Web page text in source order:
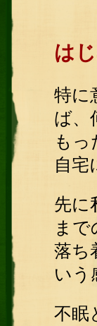
は
特に
ば、
も
自宅
先に
ま
落ち
いう
不眠